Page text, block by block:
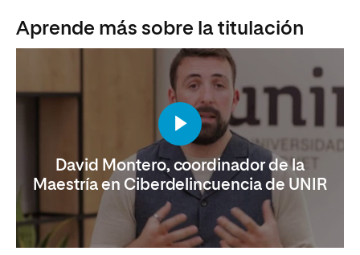
Aprende más sobre la titulación
David Montero, coordinador de la
Maestría en Ciberdelincuencia de UNIR